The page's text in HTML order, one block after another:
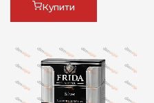
Купити